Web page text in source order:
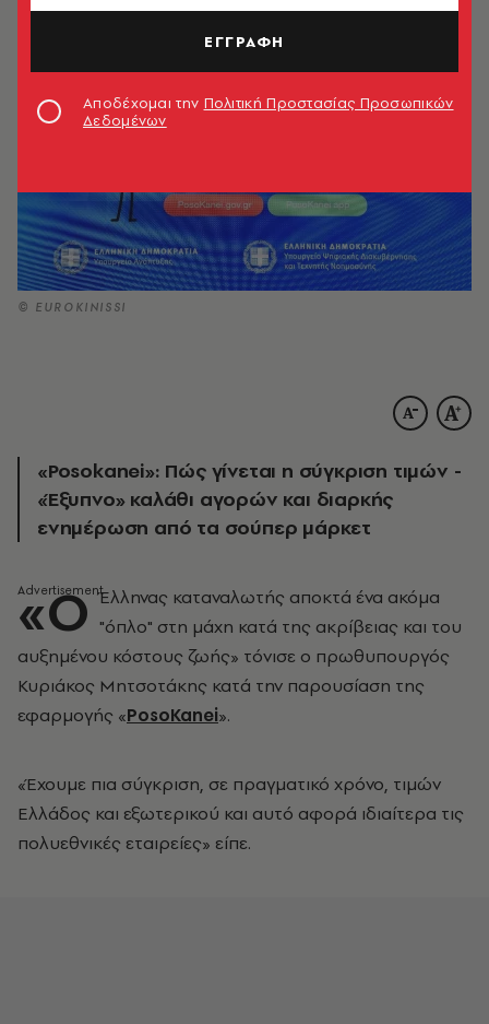
© EUROKINISSI
«Posokanei»: Πώς γίνεται η σύγκριση τιμών -
«Έξυπνο» καλάθι αγορών και διαρκής
ενημέρωση από τα σούπερ μάρκετ
«Ο Έλληνας καταναλωτής αποκτά ένα ακόμα
"όπλο" στη μάχη κατά της ακρίβειας και του
αυξημένου κόστους ζωής» τόνισε ο πρωθυπουργός
Κυριάκος Μητσοτάκης κατά την παρουσίαση της
εφαρμογής «PosoKanei».
«Έχουμε πια σύγκριση, σε πραγματικό χρόνο, τιμών
Ελλάδος και εξωτερικού και αυτό αφορά ιδιαίτερα τις
πολυεθνικές εταιρείες» είπε.
ΕΓΓΡΑΦΗ
Αποδέχομαι την Πολιτική Προστασίας Προσωπικών
Δεδομένων